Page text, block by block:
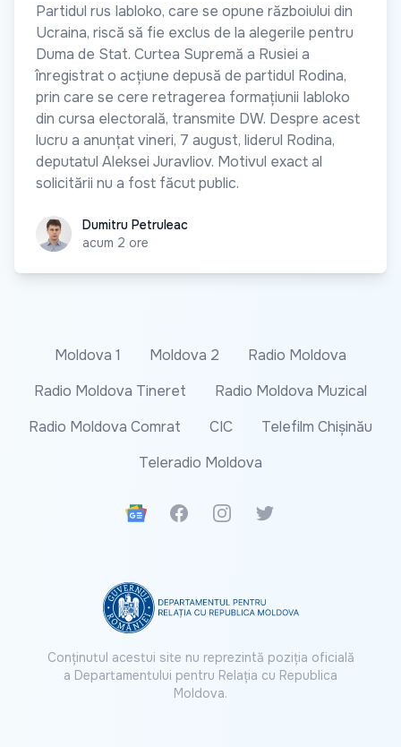
Partidul rus Iabloko, care se opune războiului din
Ucraina, riscă să fie exclus de la alegerile pentru
Duma de Stat. Curtea Supremă a Rusiei a
înregistrat o acțiune depusă de partidul Rodina,
prin care se cere retragerea formațiunii Iabloko
din cursa electorală, transmite DW. Despre acest
lucru a anunțat vineri, 7 august, liderul Rodina,
deputatul Aleksei Juravliov. Motivul exact al
solicitării nu a fost făcut public.
Dumitru Petruleac
Dumitru Petruleac
acum 2 ore
Moldova 1 Moldova 2
Radio Moldova
Radio Moldova Tineret
Radio Moldova Muzical
Radio Moldova Comrat
CIC
Telefilm Chișinău
Teleradio Moldova
Google News
FacebookInstagramTwitter
Conținutul acestui site nu reprezintă poziția oficială
a Departamentului pentru Relația cu Republica
Moldova.